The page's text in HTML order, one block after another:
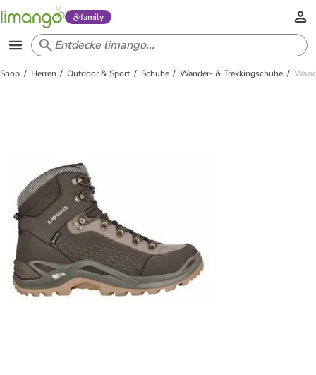
family
Shop Herren Outdoor & Sport Schuhe Wander- & Trekkingschuhe